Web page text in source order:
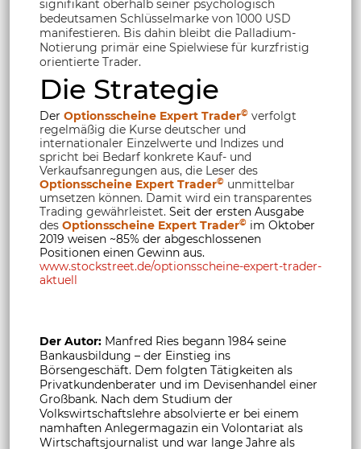
signifikant oberhalb seiner psychologisch
bedeutsamen Schlüsselmarke von 1000 USD
manifestieren. Bis dahin bleibt die Palladium-
Notierung primär eine Spielwiese für kurzfristig
orientierte Trader.
Die Strategie
Der Optionsscheine Expert Trader© verfolgt
regelmäßig die Kurse deutscher und
internationaler Einzelwerte und Indizes und
spricht bei Bedarf konkrete Kauf- und
Verkaufsanregungen aus, die Leser des
Optionsscheine Expert Trader© unmittelbar
umsetzen können. Damit wird ein transparentes
Trading gewährleistet. Seit der ersten Ausgabe
des Optionsscheine Expert Trader© im Oktober
2019 weisen ~85% der abgeschlossenen
Positionen einen Gewinn aus.
www.stockstreet.de/optionsscheine-expert-trader-
aktuell
Der Autor: Manfred Ries begann 1984 seine
Bankausbildung – der Einstieg ins
Börsengeschäft. Dem folgten Tätigkeiten als
Privatkundenberater und im Devisenhandel einer
Großbank. Nach dem Studium der
Volkswirtschaftslehre absolvierte er bei einem
namhaften Anlegermagazin ein Volontariat als
Wirtschaftsjournalist und war lange Jahre als